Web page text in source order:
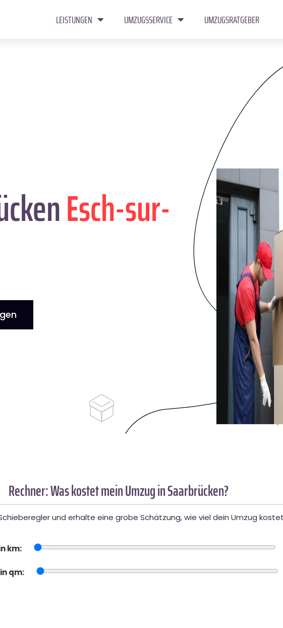
LEISTUNGEN UMZUGSSERVICE UMZUGSRATGEBER
Esch-sur-
Rechner: Was kostet mein Umzug in Saarbrücken?
und erhalte eine grobe Schätzung, wie viel dein Umzug
km:
qm: